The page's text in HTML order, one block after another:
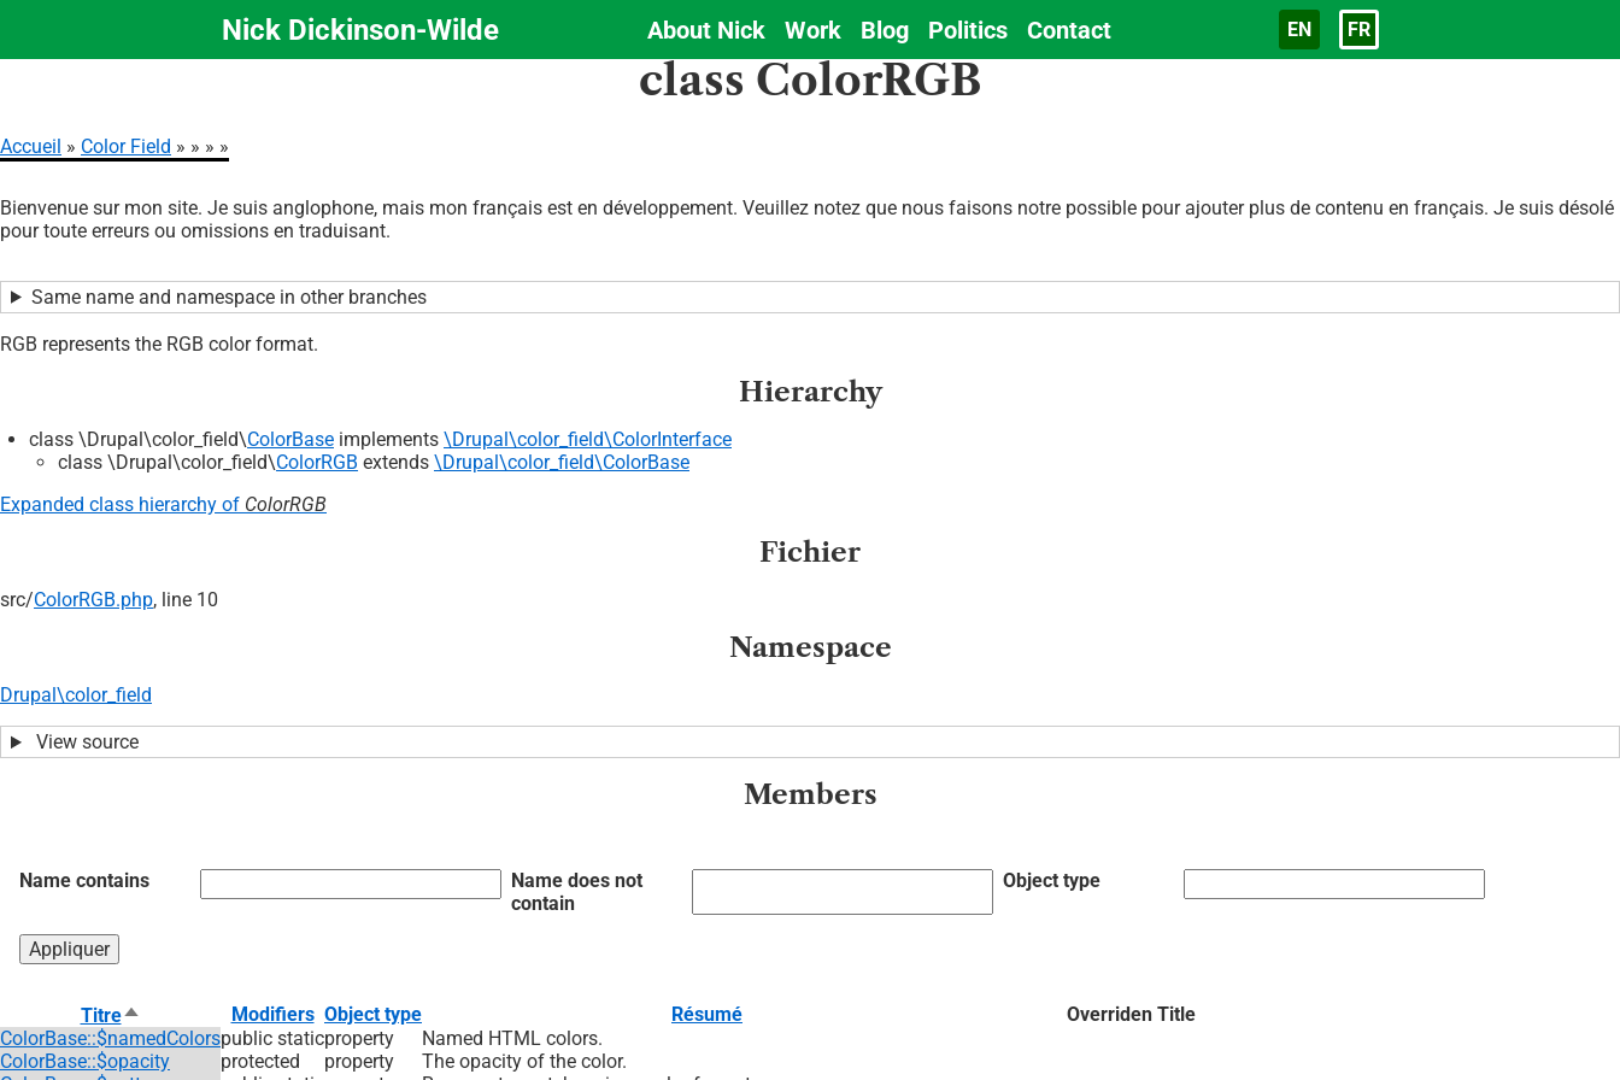
Aller
principal
Nick Dickinson-Wilde
Main
navigation
About Nick Work Blog Politics Contact Langue
EN FR
class ColorRGB
d'Ariane
Accueil Color Field
Bienvenue sur mon site. Je suis anglophone, mais mon français est en développement. Veuillez notez que nous faisons notre possible pour ajouter plus de contenu en français. Je suis désolé
pour toute erreurs ou omissions en traduisant.
Same name and namespace in other branches
RGB represents the RGB color format.
Hierarchy
class \Drupal\color_field\ColorBase implements \Drupal\color_field\ColorInterface
class \Drupal\color_field\ColorRGB extends \Drupal\color_field\ColorBase
Expanded class hierarchy of ColorRGB
Fichier
src/ColorRGB.php, line 10
Namespace
Drupal\color_field
View source
Members
Name contains
Name does not
contain
Object type
Titre Trier
par
ordre
Modifiers Object type Résumé
Overriden Title
ColorBase::$namedColorspublic staticproperty
Named HTML colors.
ColorBase::$opacity
protected property
The opacity of the color.